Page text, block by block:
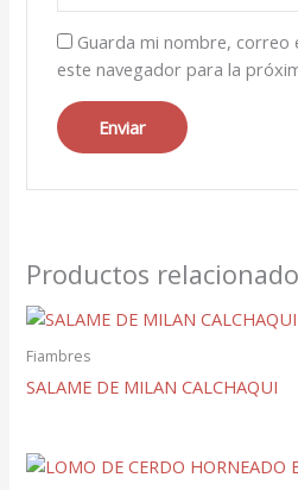
Guarda mi nombre, correo
este navegador para la
Productos
Fiambres
SALAME DE MILAN CALCHAQUI